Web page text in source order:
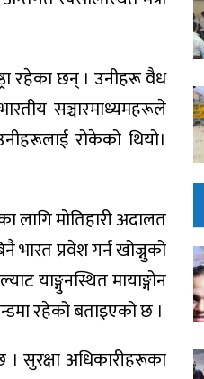
रहेका छन् । उनीहरू वैध
सञ्चारमाध्यमहरूले
रोकेको थियो।
लागि मोतिहारी अदालत
प्रवेश गर्न खोज्नुको
याङ्गुनस्थित मायाङ्गोन
रहेको बताइएको छ ।
सुरक्षा अधिकारीहरूका